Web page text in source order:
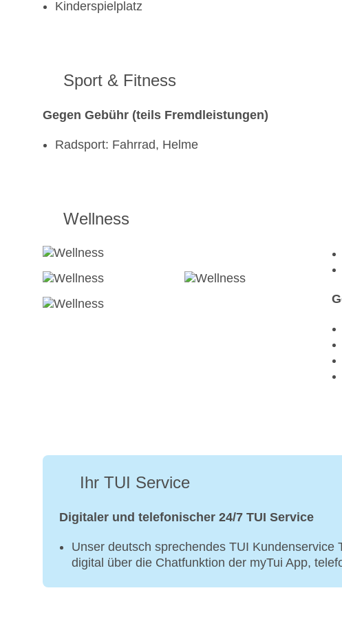
Kinderspielplatz
Sport & Fitness
Gegen Gebühr (teils Fremdleistungen)
Radsport: Fahrrad, Helme
Wellness
Ihr TUI Service
Digitaler und telefonischer 24/7 TUI Service
Unser deutsch sprechendes TUI
digital über die Chatfunktion der myTui App,